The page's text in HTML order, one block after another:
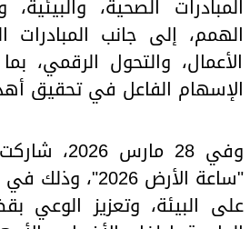
المبادرات الصحية،
الهمم، إلى جانب المبادرات
الأعمال، والتحول الرقمي،
الإسهام الفاعل في تحقيق
وفي 28
"ساعة الأرض
على البيئة، وتعزيز الوعي